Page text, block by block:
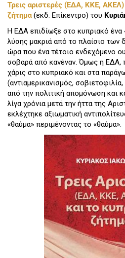
Τρεις αριστερές (ΕΔΑ, ΚΚΕ, ΑΚΕΛ)
ζήτημα(εκδ. Επίκεντρο) του
Η ΕΔΑ επιδίωξε στο κυπριακό ένα
λύσης μακριά από το πλαίσιο των
ώρα που ένα τέτοιο ενδεχόμενο
σοβαρά από κανέναν. Όμως η ΕΔΑ,
χάρις στο κυπριακό και στα
(αντιαμερικανισμός,
από την πολιτική απομόνωση και
λίγα χρόνια μετά την ήττα της
εκλέχτηκε αξιωματική
«θαύμα» περιμένοντας το «θαύμα».